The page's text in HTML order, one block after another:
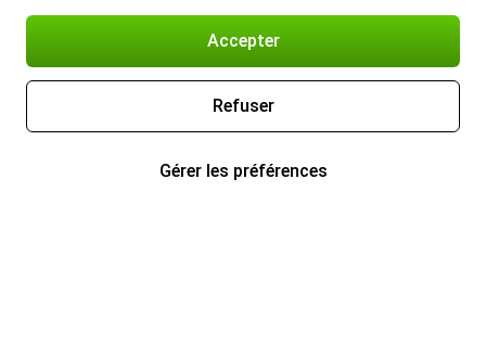
Accepter
Refuser
Gérer les préférences